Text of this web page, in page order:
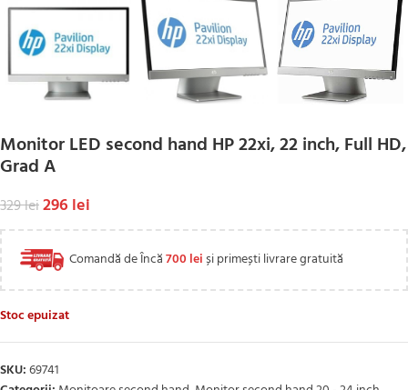
Monitor LED second hand HP 22xi, 22 inch, Full HD,
Grad A
329lei296 lei
Comandă de Încă700 leiși primești livrare gratuită
Stoc epuizat
SKU:69741